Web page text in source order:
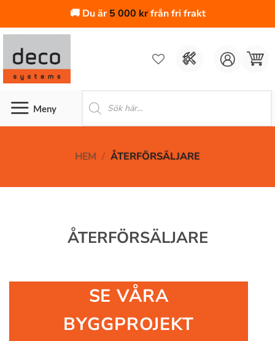
🚚 Du är5 000 krfrån fri frakt
Skip
content
HEM / ÅTERFÖRSÄLJARE
ÅTERFÖRSÄLJARE
SE VÅRA
BYGGPROJEKT